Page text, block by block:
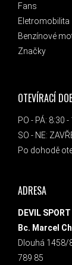
Fans
Eletromobilita
Benzínové
Značky
OTEVÍRACÍ
PO - PÁ: 8:30 -
SO - NE:
Po dohodě
ADRESA
DEVIL SPORT
Bc. Marcel
Dlouhá 1458/
789 85